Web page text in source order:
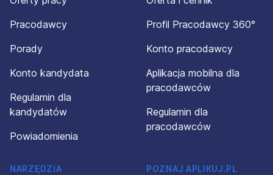
Pracodawcy
Porady
Konto kandydata
Regulamin dla
kandydatów
Powiadomienia
Profil Pracodawcy 360°
Konto pracodawcy
Aplikacja mobilna dla
pracodawców
Regulamin dla
pracodawców
NARZĘDZIA
POZNAJ APLIKUJ.PL